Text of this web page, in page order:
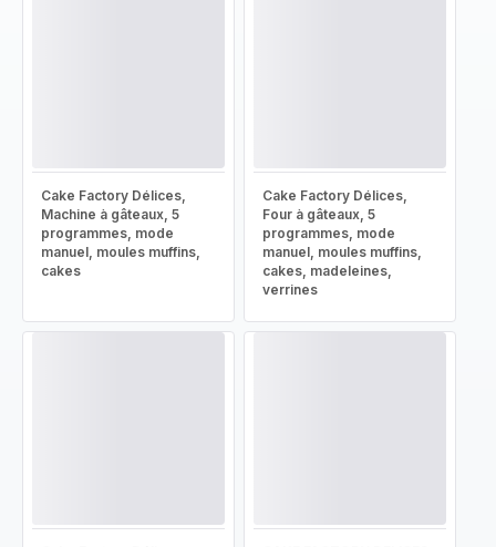
Cake Factory Délices,
Machine à gâteaux, 5
programmes, mode
manuel, moules muffins,
cakes
Cake Factory Délices,
Four à gâteaux, 5
programmes, mode
manuel, moules muffins,
cakes, madeleines,
verrines